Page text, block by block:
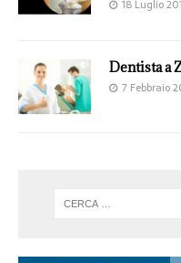
18 Luglio
Dentista a
7 Febbraio